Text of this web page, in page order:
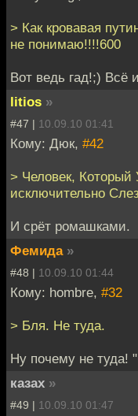
> Как кровавая
не понимаю!!!!600
Вот ведь гад!;) Всё
litios »
#47 | 10.09.10 01:41
Кому: Дюк, #42
> Человек,
исключительно
И срёт ромашками.
Фемида »
#48 | 10.09.10 01:44
Кому: hombre, #32
> Бля. Не туда.
Ну почему не
казах »
#49 | 10.09.10 01:47